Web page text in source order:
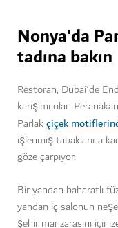
Nonya'da
tadına bakın
Restoran, Dubai'de
karışımı olan
Parlakçiçek
işlenmiş tabaklarına
göze çarpıyor.
Bir yandan baharatlı
yandan iç salonun
şehir manzarasını